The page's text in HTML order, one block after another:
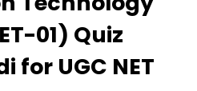
01) Quiz
for UGC NET